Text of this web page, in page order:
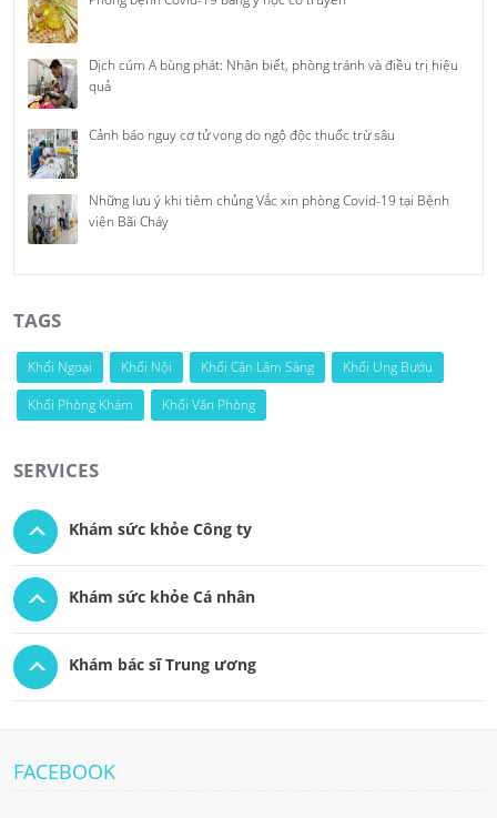
Dịch cúm A bùng phát: Nhận biết, phòng tránh và điều trị hiệu
quả
Cảnh báo nguy cơ tử vong do ngộ độc thuốc trừ sâu
Những lưu ý khi tiêm chủng Vắc xin phòng Covid-19 tại Bệnh
viện Bãi Cháy
TAGS
Khối Ngoại Khối Nội Khối Cận Lâm Sàng
Khối Ung Bướu
Khối Phòng Khám
Khối Văn Phòng
SERVICES
Khám sức khỏe Công ty
Khám sức khỏe Cá nhân
Khám bác sĩ Trung ương
FACEBOOK